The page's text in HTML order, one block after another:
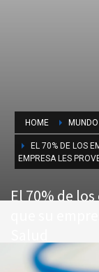
HOME
EL 70% DE LOS
EMPRESA LES
El 70% de